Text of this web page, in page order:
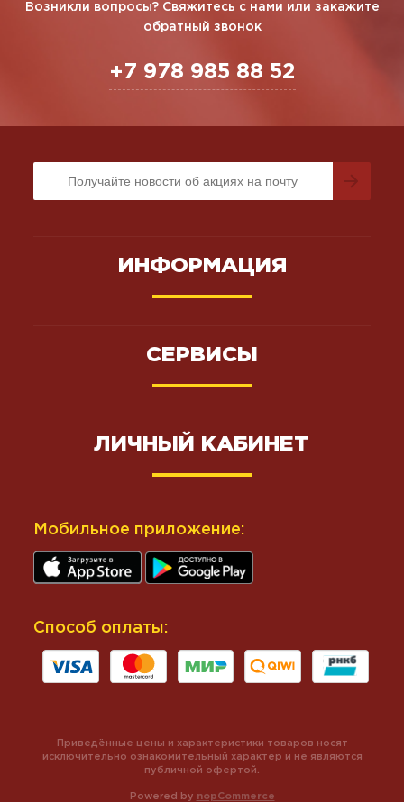
Возникли вопросы? Свяжитесь с нами или закажите
обратный звонок
+7 978 985 88 52
ИНФОРМАЦИЯ
СЕРВИСЫ
ЛИЧНЫЙ КАБИНЕТ
Мобильное приложение:
Способ оплаты:
Powered by nopCommerce
Приведённые цены и характеристики товаров носят
исключительно ознакомительный характер и не являются
публичной офертой.